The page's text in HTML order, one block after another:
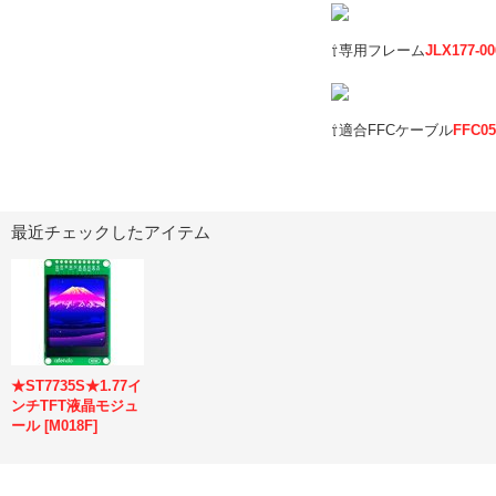
⇧専用フレームJLX177-
⇧適合FFCケーブル
最近チェックしたアイテム
★ST7735S★1.77イ
ンチTFT液晶モジュ
ール [M018F]